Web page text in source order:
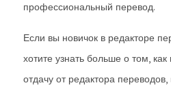
профессиональный перевод.
Если вы новичок в редакторе
хотите узнать больше о том,
отдачу от редактора переводов,